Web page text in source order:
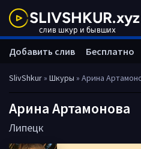
SlivShkur» Шкуры » Арина
Арина Артамонова
Липецк
Добавить слив Бесплатно